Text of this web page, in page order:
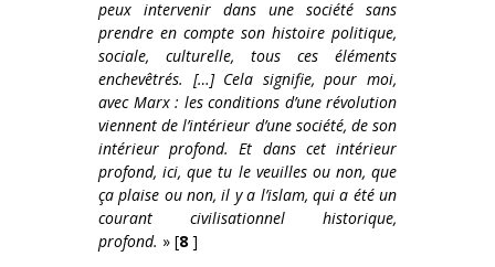
peux intervenir dans une société sans
prendre en compte son histoire politique,
sociale, culturelle, tous ces éléments
enchevêtrés. […] Cela signifie, pour moi,
avec Marx : les conditions d’une révolution
viennent de l’intérieur d’une société, de son
intérieur profond. Et dans cet intérieur
profond, ici, que tu le veuilles ou non, que
ça plaise ou non, il y a l’islam, qui a été un
courant civilisationnel historique,
profond. » [8 ]